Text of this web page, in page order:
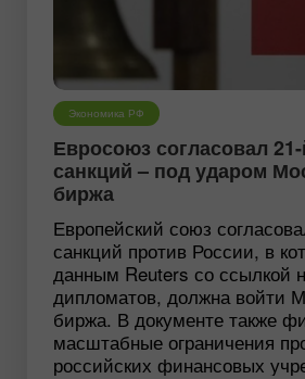
Экономика РФ
Евросоюз согласовал 21-
санкций – под ударом
биржа
Европейский союз
санкций против России, в
данным Reuters со ссылкой
дипломатов, должна войти
биржа. В документе также
масштабные ограничения
российских финансовых